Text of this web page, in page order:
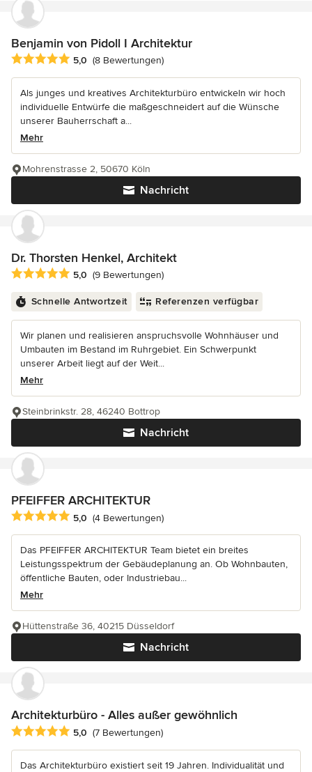
Benjamin von Pidoll I Architektur
Durchschnittliche Bewertung: 5 von 5 Sternen
5,0 (8 Bewertungen)
Als junges und kreatives Architekturbüro entwickeln wir hoch
individuelle Entwürfe die maßgeschneidert auf die Wünsche
unserer Bauherrschaft a...
Mehr
Nachricht
Mohrenstrasse 2, 50670 Köln
Dr. Thorsten Henkel, Architekt
Durchschnittliche Bewertung: 5 von 5 Sternen
5,0 (9 Bewertungen)
Schnelle Antwortzeit Referenzen verfügbar
Wir planen und realisieren anspruchsvolle Wohnhäuser und
Umbauten im Bestand im Ruhrgebiet. Ein Schwerpunkt
unserer Arbeit liegt auf der Weit...
Mehr
Nachricht
Steinbrinkstr. 28, 46240 Bottrop
PFEIFFER ARCHITEKTUR
Durchschnittliche Bewertung: 5 von 5 Sternen
5,0 (4 Bewertungen)
Das PFEIFFER ARCHITEKTUR Team bietet ein breites
Leistungsspektrum der Gebäudeplanung an. Ob Wohnbauten,
öffentliche Bauten, oder Industriebau...
Mehr
Nachricht
Hüttenstraße 36, 40215 Düsseldorf
Architekturbüro - Alles außer gewöhnlich
Durchschnittliche Bewertung: 5 von 5 Sternen
5,0 (7 Bewertungen)
Das Architekturbüro existiert seit 19 Jahren. Individualität und